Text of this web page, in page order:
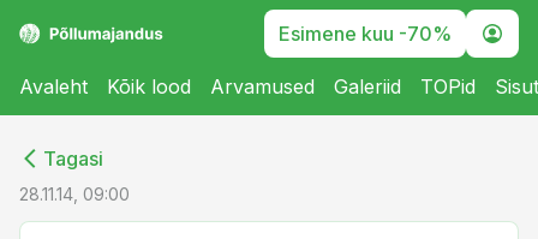
Esimene kuu -70%
Avaleht Kõik lood Arvamused Galeriid TOPid
Tagasi
28.11.14, 09:00